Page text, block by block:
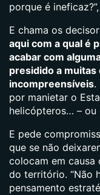
porque é
E chama os
aqui com a qual é
acabar com
presidido a muitas
incompreensíveis.
por manietar o
helicópteros… – ou
E pede
que se não
colocam em causa
do território. “Não
pensamento